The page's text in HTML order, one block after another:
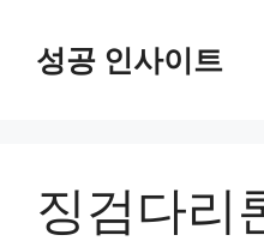
성공 인사이트
징검다리